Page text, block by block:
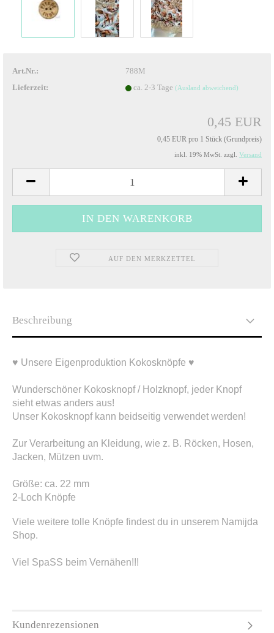
Art.Nr.:
788M
Lieferzeit:
ca. 2-3 Tage (Ausland abweichend)
0,45 EUR
0,45 EUR pro 1 Stück (Grundpreis)
inkl. 19% MwSt. zzgl. Versand
AUF DEN MERKZETTEL
Beschreibung
♥ Unsere Eigenproduktion Kokosknöpfe ♥
Wunderschöner Kokosknopf / Holzknopf, jeder Knopf
sieht etwas anders aus!
Unser Kokosknopf kann beidseitig verwendet werden!
Zur Verarbeitung an Kleidung, wie z. B. Röcken, Hosen,
Jacken, Mützen uvm.
Größe: ca. 22 mm
2-Loch Knöpfe
Viele weitere tolle Knöpfe findest du in unserem Namijda
Shop.
Viel SpaSS beim Vernähen!!!
Kundenrezensionen